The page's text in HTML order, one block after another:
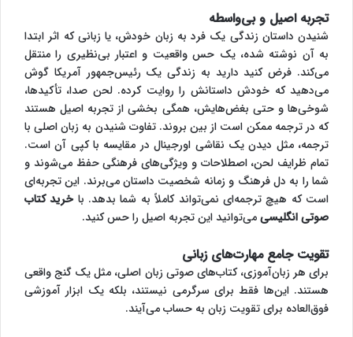
تجربه اصیل و بی‌واسطه
شنیدن داستان زندگی یک فرد به زبان خودش، یا زبانی که اثر ابتدا
به آن نوشته شده، یک حس واقعیت و اعتبار بی‌نظیری را منتقل
می‌کند. فرض کنید دارید به زندگی یک رئیس‌جمهور آمریکا گوش
می‌دهید که خودش داستانش را روایت کرده. لحن صدا، تأکیدها،
شوخی‌ها و حتی بغض‌هایش، همگی بخشی از تجربه اصیل هستند
که در ترجمه ممکن است از بین بروند. تفاوت شنیدن به زبان اصلی با
ترجمه، مثل دیدن یک نقاشی اورجینال در مقایسه با کپی آن است.
تمام ظرایف لحن، اصطلاحات و ویژگی‌های فرهنگی حفظ می‌شوند و
شما را به دل فرهنگ و زمانه شخصیت داستان می‌برند. این تجربه‌ای
است که هیچ ترجمه‌ای نمی‌تواند کاملاً به شما بدهد. با خرید کتاب
صوتی انگلیسیمی‌توانید این تجربه اصیل را حس کنید.
تقویت جامع مهارت‌های زبانی
برای هر زبان‌آموزی، کتاب‌های صوتی زبان اصلی، مثل یک گنج واقعی
هستند. این‌ها فقط برای سرگرمی نیستند، بلکه یک ابزار آموزشی
فوق‌العاده برای تقویت زبان به حساب می‌آیند.